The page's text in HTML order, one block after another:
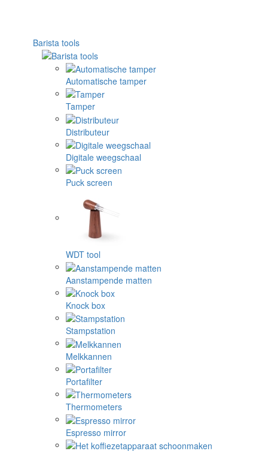
Barista tools
Automatische tamper
Tamper
Distributeur
Digitale weegschaal
Puck screen
WDT tool
Aanstampende matten
Knock box
Stampstation
Melkkannen
Portafilter
Thermometers
Espresso mirror